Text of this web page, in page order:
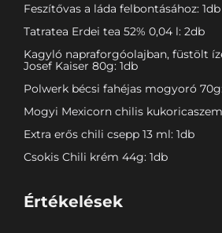
Feszítővas a láda felbontásához: 1db
Tatratea Erdei tea 52% 0,04 l: 2db
Kagyló napraforgóolajban, füstölt
Josef Kaiser 80g: 1db
Polwerk bécsi fahéjas mogyoró
Mogyi Mexicorn chilis
Extra erős chili csepp 13 ml: 1db
Csokis Chili krém 44g: 1db
Értékelések